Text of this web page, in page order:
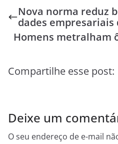
Nova norma reduz
dades empresariais
Homens metralham
Compartilhe esse post:
Deixe um
O seu endereço de e-mail